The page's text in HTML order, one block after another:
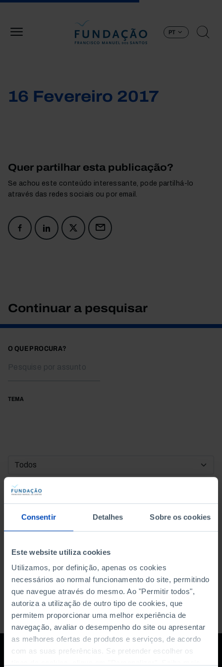
Consentir Detalhes Sobre os cookies
Este website utiliza cookies
Utilizamos, por definição, apenas os cookies
necessários ao normal funcionamento do site, permitindo
que navegue através do mesmo. Ao "Permitir todos",
autoriza a utilização de outro tipo de cookies, que
permitem proporcionar uma melhor experiência de
navegação, avaliar o desempenho do site ou apresentar
as melhores ofertas de produtos e serviços, de acordo
com as suas preferências. Se pretender escolher os
PT
16 Fevereiro 2017
Quer partilhar esta publicação?
Se achou este conteúdo interessante, pode partilhá-lo
através das redes sociais ou por email.
Continuar a pesquisar
O QUE PROCURA?
TEMA
DATA DE INÍCIO
DATA DE FIM